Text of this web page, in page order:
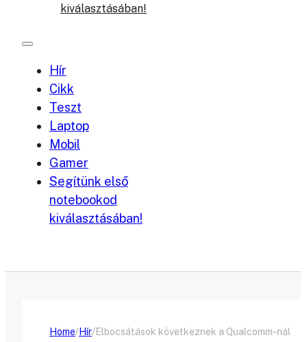
kiválasztásában!
Hír
Cikk
Teszt
Laptop
Mobil
Gamer
Segítünk első
notebookod
kiválasztásában!
Home Hír Elbocsátások következnek a Qualcomm-nál